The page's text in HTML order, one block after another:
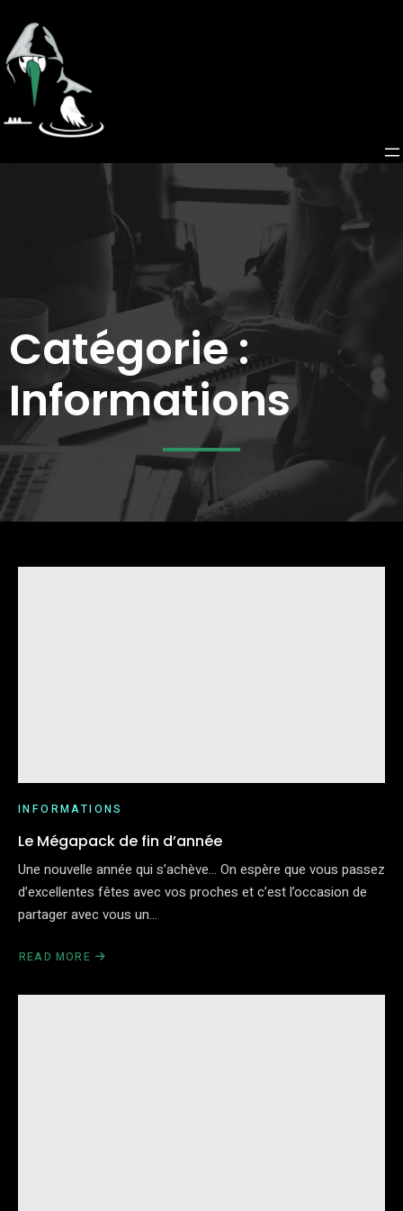
Catégorie :
Informations
INFORMATIONS
Le Mégapack de fin d’année
Une nouvelle année qui s’achève… On espère que vous passez
d’excellentes fêtes avec vos proches et c’est l’occasion de
partager avec vous un…
READ MORE